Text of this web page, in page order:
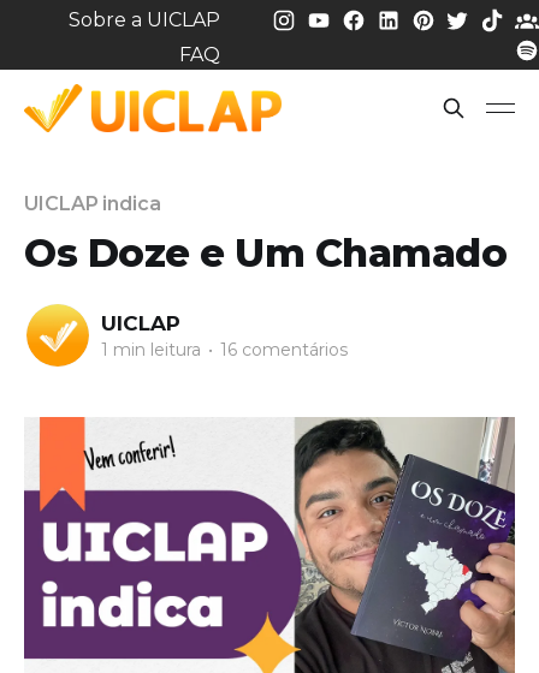
Sobre a UICLAP
FAQ
UICLAP indica
Os Doze e Um Chamado
UICLAP
1 min leitura • 16 comentários